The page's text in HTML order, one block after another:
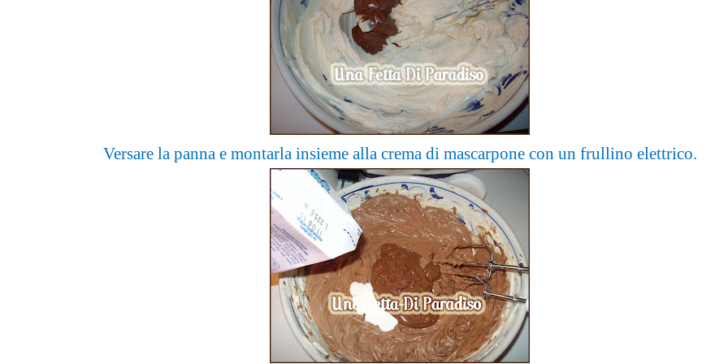
Versare la panna e montarla insieme alla crema di mascarpone con un frullino elettrico.